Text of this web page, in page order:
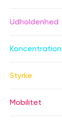
Udholdenhed
Koncentration
Styrke
Mobilitet